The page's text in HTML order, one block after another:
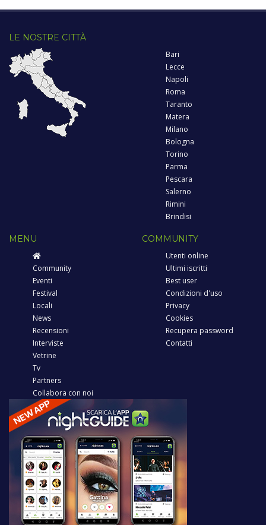
LE NOSTRE CITTÀ
Bari
Lecce
Napoli
Roma
Taranto
Matera
Milano
Bologna
Torino
Parma
Pescara
Salerno
Rimini
Brindisi
MENU
Community
Eventi
Festival
Locali
News
Recensioni
Interviste
Vetrine
Tv
Partners
Collabora con noi
COMMUNITY
Utenti online
Ultimi iscritti
Best user
Condizioni d'uso
Privacy
Cookies
Recupera password
Contatti